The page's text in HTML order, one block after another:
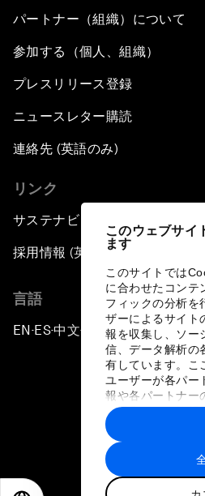
このウェブサイ
ます
このサイトでは
に合わせたコンテ
フィックの分析を
ザーによるサイト
報を収集し、ソー
信、データ解析の
有しています。こ
ユーザーが各パー
報や各パートナー
に収集された情
トナーによって使
す。
パートナー（組織）について
参加する（個人、組織）
プレスリリース登録
ニュースレター購読
連絡先 (英語のみ)
リンク
サステナビリティへの取り組み
採用情報 (英語のみ)
言語
EN ▪ES▪中文▪ 日本語
プライバシーポリシ
サイトマ